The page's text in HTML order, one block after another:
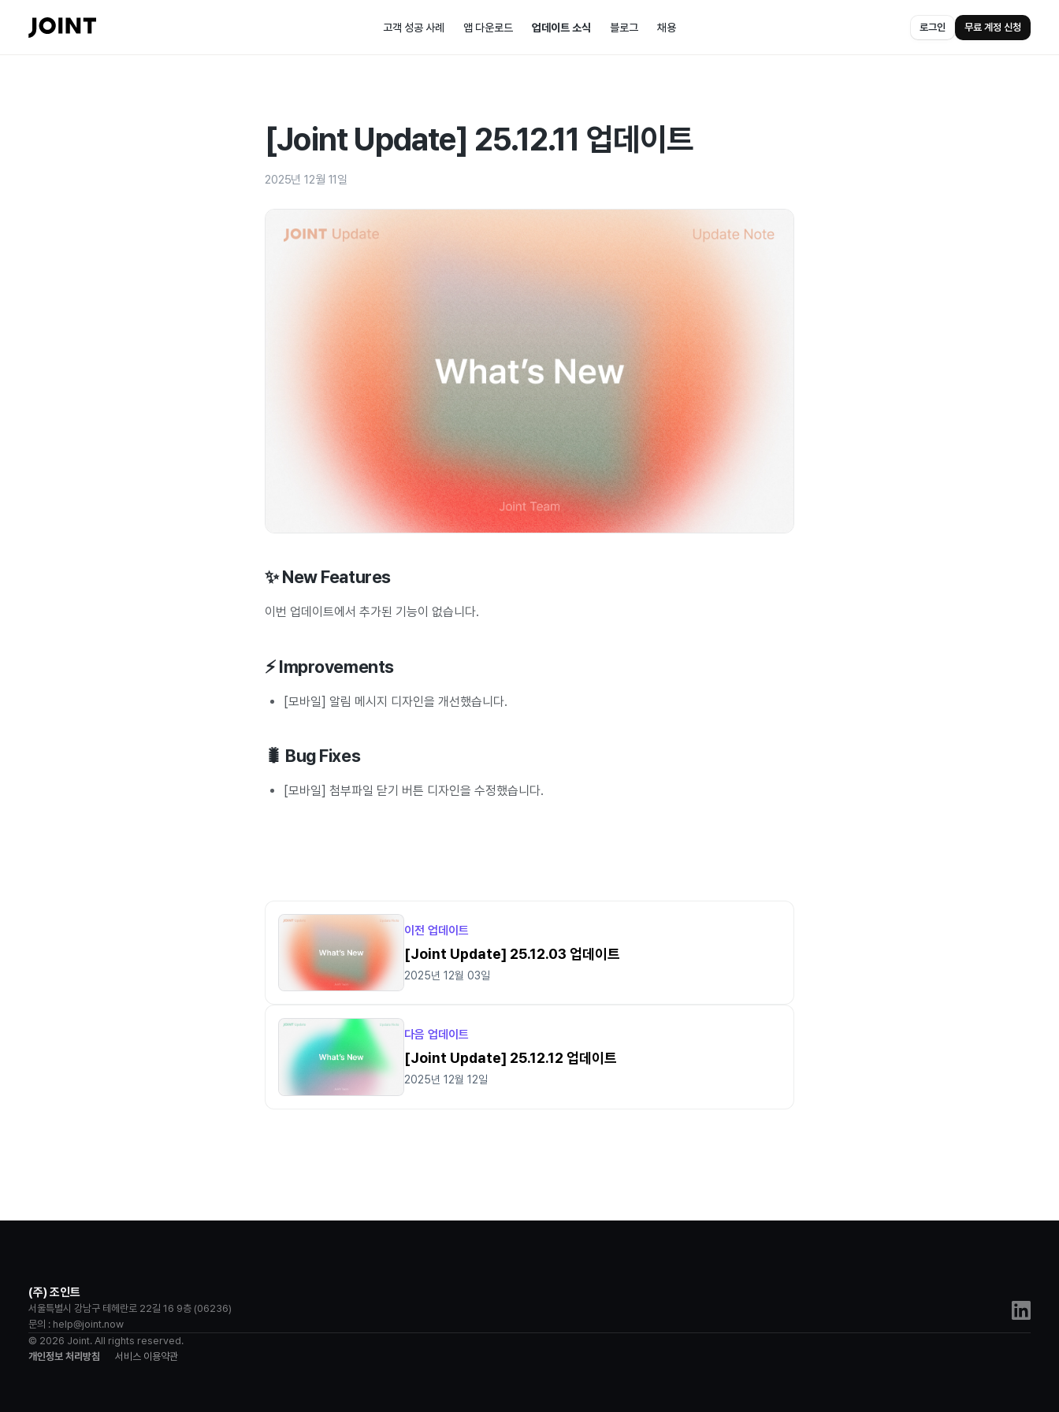
고객 성공 사례 앱 다운로드 업데이트 소식 블로그 채용 로그인 무료 계정 신청
[Joint Update] 25.12.11 업데이트
2025년 12월 11일
✨ New Features
이번 업데이트에서 추가된 기능이 없습니다.
⚡ Improvements
[모바일] 알림 메시지 디자인을 개선했습니다.
🐛 Bug Fixes
[모바일] 첨부파일 닫기 버튼 디자인을 수정했습니다.
이전 업데이트
[Joint Update] 25.12.03 업데이트
2025년 12월 03일
다음 업데이트
[Joint Update] 25.12.12 업데이트
2025년 12월 12일
(주) 조인트
서울특별시 강남구 테헤란로 22길 16 9층 (06236)
문의 : help@joint.now
© 2026 Joint. All rights reserved.
개인정보 처리방침
서비스 이용약관